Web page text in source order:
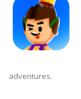
adventures.